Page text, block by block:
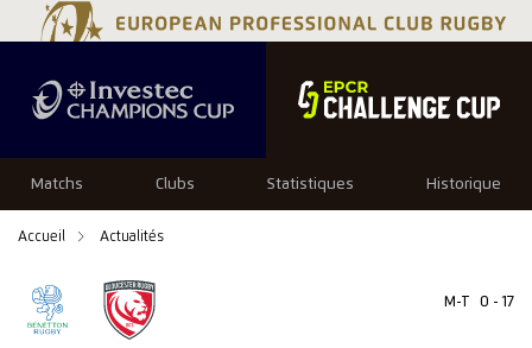
Matchs Clubs Statistiques Historique
Accueil Actualités
M-T 0 - 17
0 41